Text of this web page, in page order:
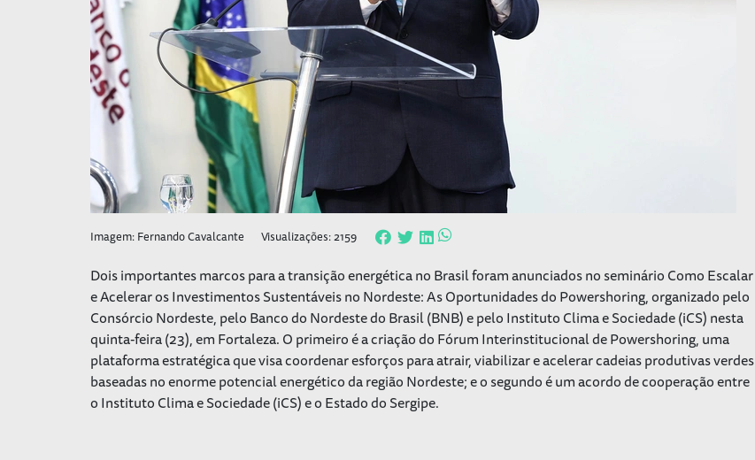
Imagem: Fernando Cavalcante Visualizações: 2159
Dois importantes marcos para a transição energética no Brasil foram anunciados no seminário Como Escalar
e Acelerar os Investimentos Sustentáveis no Nordeste: As Oportunidades do Powershoring, organizado pelo
Consórcio Nordeste, pelo Banco do Nordeste do Brasil (BNB) e pelo Instituto Clima e Sociedade (iCS) nesta
quinta-feira (23), em Fortaleza. O primeiro é a criação do Fórum Interinstitucional de Powershoring, uma
plataforma estratégica que visa coordenar esforços para atrair, viabilizar e acelerar cadeias produtivas verdes
baseadas no enorme potencial energético da região Nordeste; e o segundo é um acordo de cooperação entre
o Instituto Clima e Sociedade (iCS) e o Estado do Sergipe.